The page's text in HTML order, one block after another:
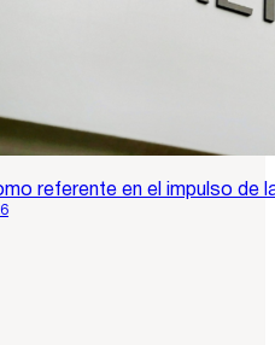
referente en el impulso de